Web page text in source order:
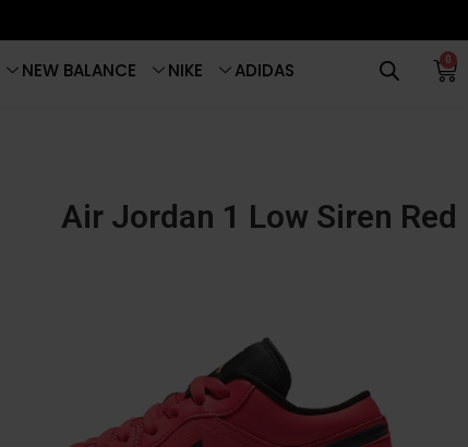
0
ADIDAS
NIKE
NEW BALANCE
Air Jordan 1 Low Siren Red